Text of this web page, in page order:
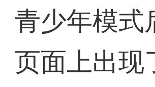
青少年模式
页面上出现